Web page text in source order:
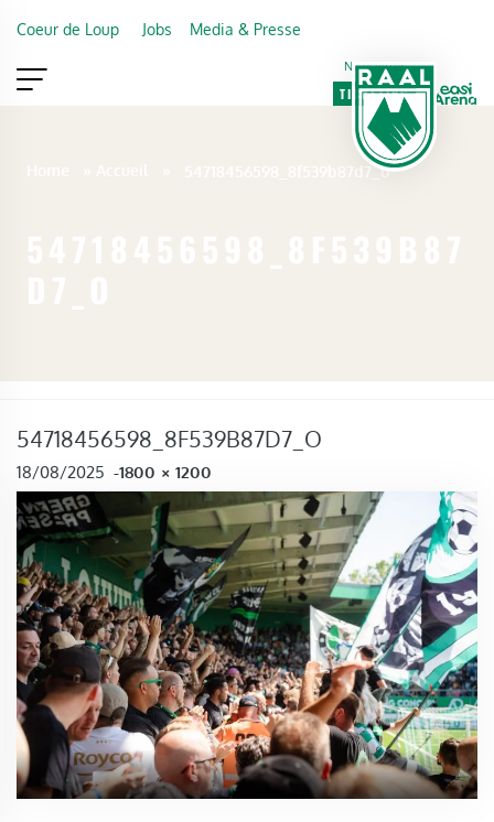
Coeur de Loup Jobs Media & Presse
Newsletter
TICKETING
VIP
FAN SHOP
54718456598_8f539b87d7_o
54718456598_8F539B87D7_O
18/08/2025 -FULL SIZE
1800 × 1200